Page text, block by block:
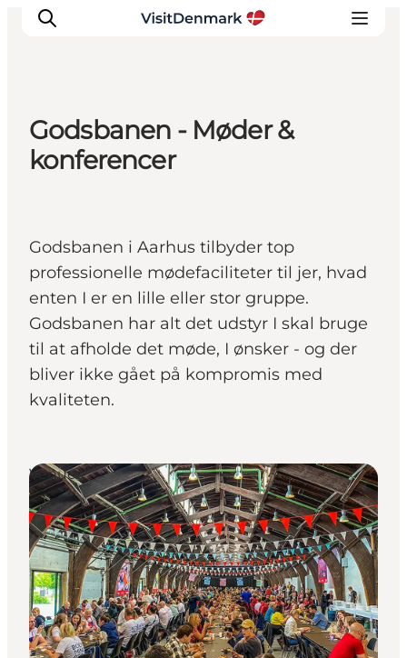
Inspiration
Planlæg ferien
Godsbanen - Møder &
konferencer
Godsbanen i Aarhus tilbyder top
professionelle mødefaciliteter til jer, hvad
enten I er en lille eller stor gruppe.
Godsbanen har alt det udstyr I skal bruge
til at afholde det møde, I ønsker - og der
bliver ikke gået på kompromis med
kvaliteten.
Venues